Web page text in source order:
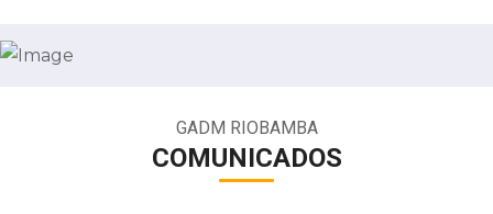
GADM RIOBAMBA
COMUNICADOS